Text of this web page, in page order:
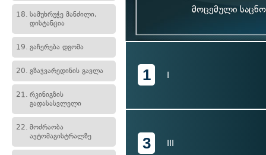
18. სამუხრუჭე მანძილი,
დისტანცია
19. გაჩერება დგომა
20. გზაჯვარედინის გავლა
21. რკინიგზის
გადასასვლელი
22. მოძრაობა
ავტომაგისტრალზე
მოცემული
1 I
3 III